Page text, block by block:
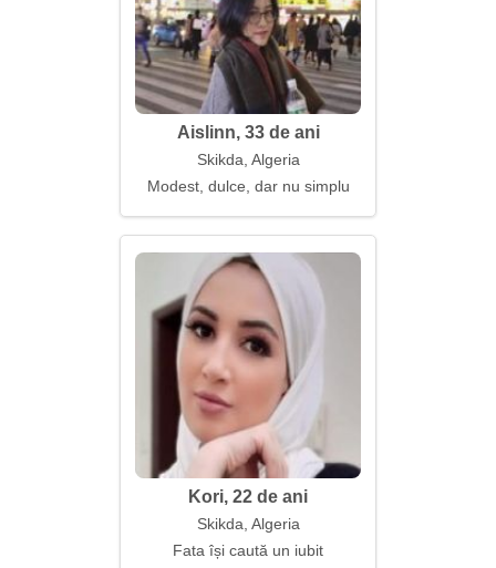
Aislinn, 33 de ani
Skikda, Algeria
Modest, dulce, dar nu simplu
Kori, 22 de ani
Skikda, Algeria
Fata își caută un iubit